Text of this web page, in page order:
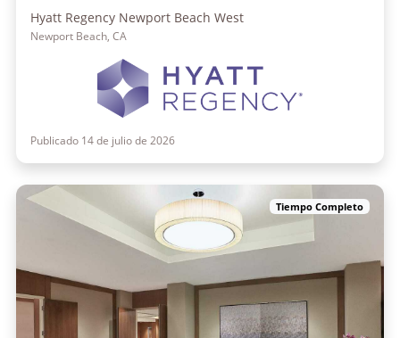
Hyatt Regency Newport Beach West
Newport Beach, CA
Publicado 14 de julio de 2026
Tiempo Completo